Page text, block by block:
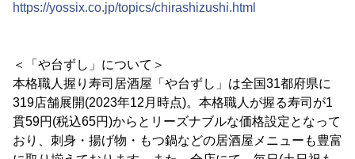
https://yossix.co.jp/topics/chirashizushi.html
＜「や台ずし」について＞
本格職人握り寿司居酒屋「や台ずし」は全国31都府県に
319店舗展開(2023年12月時点)。本格職人が握る寿司が1
貫59円(税込65円)からとリーズナブルな価格設定となって
おり、刺身・揚げ物・もつ鍋などの居酒屋メニューも豊富